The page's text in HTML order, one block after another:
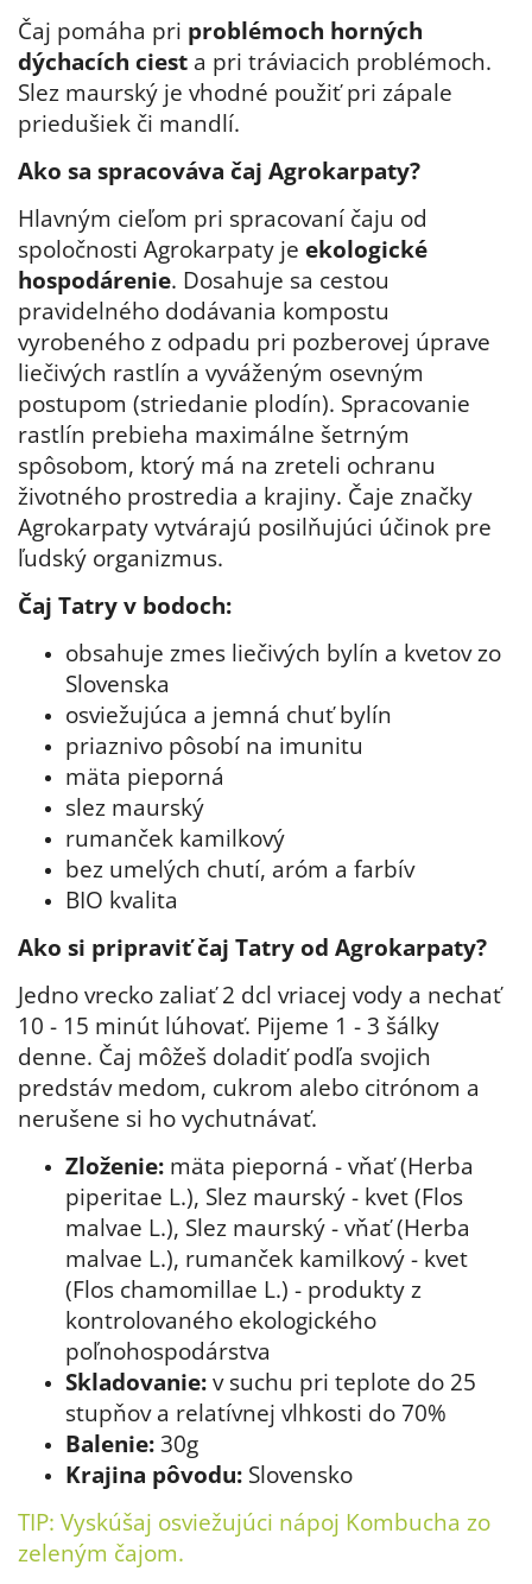
Čaj pomáha pri problémoch horných
dýchacích ciest a pri tráviacich problémoch.
Slez maurský je vhodné použiť pri zápale
priedušiek či mandlí.
Ako sa spracováva čaj Agrokarpaty?
Hlavným cieľom pri spracovaní čaju od
spoločnosti Agrokarpaty je ekologické
hospodárenie. Dosahuje sa cestou
pravidelného dodávania kompostu
vyrobeného z odpadu pri pozberovej úprave
liečivých rastlín a vyváženým osevným
postupom (striedanie plodín). Spracovanie
rastlín prebieha maximálne šetrným
spôsobom, ktorý má na zreteli ochranu
životného prostredia a krajiny. Čaje značky
Agrokarpaty vytvárajú posilňujúci účinok pre
ľudský organizmus.
Čaj Tatry v bodoch:
obsahuje zmes liečivých bylín a kvetov zo
Slovenska
osviežujúca a jemná chuť bylín
priaznivo pôsobí na imunitu
mäta pieporná
slez maurský
rumanček kamilkový
bez umelých chutí, aróm a farbív
BIO kvalita
Ako si pripraviť čaj Tatry od Agrokarpaty?
Jedno vrecko zaliať 2 dcl vriacej vody a nechať
10 - 15 minút lúhovať. Pijeme 1 - 3 šálky
denne. Čaj môžeš doladiť podľa svojich
predstáv medom, cukrom alebo citrónom a
nerušene si ho vychutnávať.
Zloženie: mäta pieporná - vňať (Herba
piperitae L.), Slez maurský - kvet (Flos
malvae L.), Slez maurský - vňať (Herba
malvae L.), rumanček kamilkový - kvet
(Flos chamomillae L.) - produkty z
kontrolovaného ekologického
poľnohospodárstva
Skladovanie: v suchu pri teplote do 25
stupňov a relatívnej vlhkosti do 70%
Balenie: 30g
Krajina pôvodu: Slovensko
TIP: Vyskúšaj osviežujúci nápoj Kombucha zo
zeleným čajom.